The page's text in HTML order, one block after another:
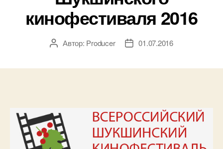
кинофестиваля 2016
АвторАвтор: Producer
Дата01.07.2016